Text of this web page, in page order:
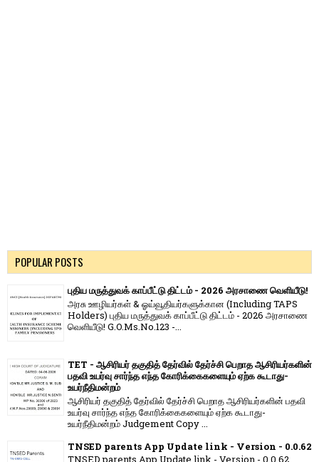
POPULAR POSTS
புதிய மருத்துவக் காப்பீட்டு திட்டம் - 2026 அரசாணை வெளியீடு!
அரசு ஊழியர்கள் & ஓய்வூதியர்களுக்கான (Including TAPS
Holders) புதிய மருத்துவக் காப்பீட்டு திட்டம் - 2026 அரசாணை
வெளியீடு! G.O.Ms.No.123 -...
TET - ஆசிரியர் தகுதித் தேர்வில் தேர்ச்சி பெறாத ஆசிரியர்களின்
பதவி உயர்வு சார்ந்த எந்த கோரிக்கைகளையும் ஏற்க கூடாது-
உயர்நீதிமன்றம்
ஆசிரியர் தகுதித் தேர்வில் தேர்ச்சி பெறாத ஆசிரியர்களின் பதவி
உயர்வு சார்ந்த எந்த கோரிக்கைகளையும் ஏற்க கூடாது-
உயர்நீதிமன்றம் Judgement Copy ...
TNSED parents App Update link - Version - 0.0.62